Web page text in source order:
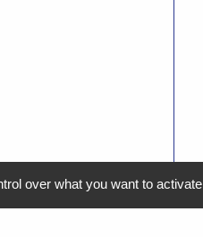
over what you want to activate